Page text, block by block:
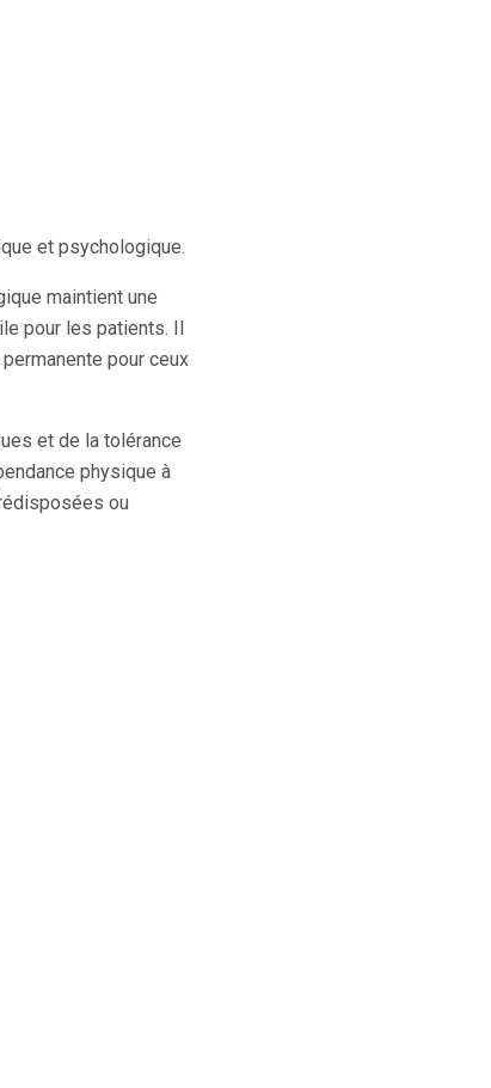
et psychologique.
maintient une
pour les patients. Il
pour ceux
et de la tolérance
physique à
ou